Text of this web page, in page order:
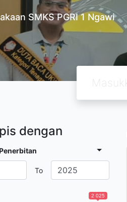
SMKS PGRI 1 Ngawi
dengan
To
2 025